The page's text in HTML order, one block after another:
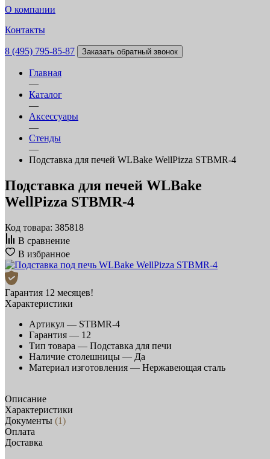
О компании
Контакты
8 (495) 795-85-87 Заказать обратный звонок
Главная
—
Каталог
—
Аксессуары
—
Стенды
—
Подставка для печей WLBake WellPizza STBMR-4
Подставка для печей WLBake
WellPizza STBMR-4
Код товара: 385818
В сравнение
В избранное
Гарантия 12 месяцев!
Характеристики
Артикул — STBMR-4
Гарантия — 12
Тип товара — Подставка для печи
Наличие столешницы — Да
Материал изготовления — Нержавеющая сталь
Описание
Характеристики
Документы (1)
Оплата
Доставка